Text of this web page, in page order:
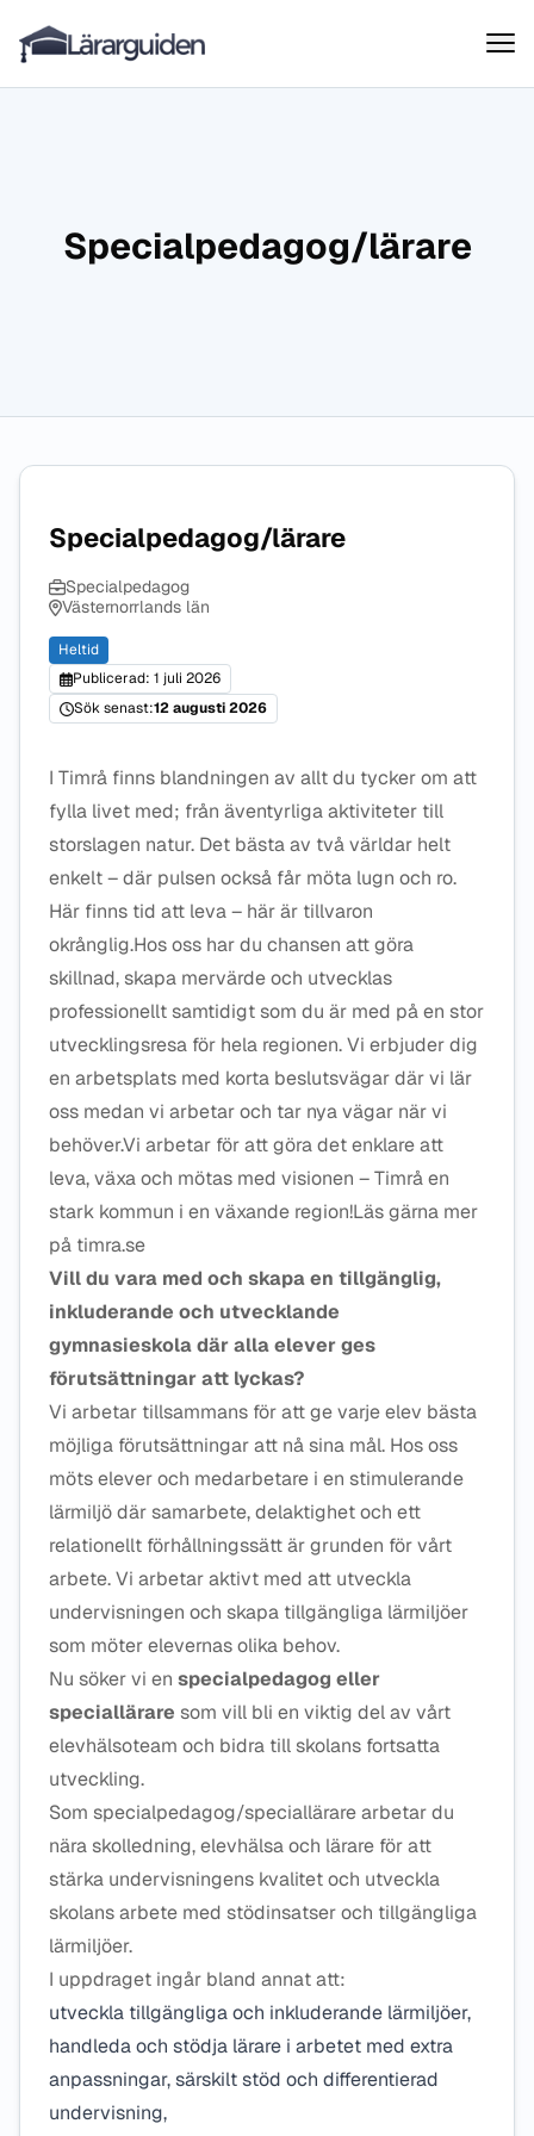
Hoppa till innehåll
Lärarguiden
Specialpedagog/lärare
Specialpedagog/lärare
Specialpedagog
Västernorrlands län
Heltid
Publicerad: 1 juli 2026
Sök senast:12 augusti 2026
I Timrå finns blandningen av allt du tycker om att
fylla livet med; från äventyrliga aktiviteter till
storslagen natur. Det bästa av två världar helt
enkelt – där pulsen också får möta lugn och ro.
Här finns tid att leva – här är tillvaron
okrånglig.Hos oss har du chansen att göra
skillnad, skapa mervärde och utvecklas
professionellt samtidigt som du är med på en stor
utvecklingsresa för hela regionen. Vi erbjuder dig
en arbetsplats med korta beslutsvägar där vi lär
oss medan vi arbetar och tar nya vägar när vi
behöver.Vi arbetar för att göra det enklare att
leva, växa och mötas med visionen – Timrå en
stark kommun i en växande region!Läs gärna mer
på timra.se
Vill du vara med och skapa en tillgänglig,
inkluderande och utvecklande
gymnasieskola där alla elever ges
förutsättningar att lyckas?
Vi arbetar tillsammans för att ge varje elev bästa
möjliga förutsättningar att nå sina mål. Hos oss
möts elever och medarbetare i en stimulerande
lärmiljö där samarbete, delaktighet och ett
relationellt förhållningssätt är grunden för vårt
arbete. Vi arbetar aktivt med att utveckla
undervisningen och skapa tillgängliga lärmiljöer
som möter elevernas olika behov.
Nu söker vi en specialpedagog eller
speciallärare som vill bli en viktig del av vårt
elevhälsoteam och bidra till skolans fortsatta
utveckling.
Som specialpedagog/speciallärare arbetar du
nära skolledning, elevhälsa och lärare för att
stärka undervisningens kvalitet och utveckla
skolans arbete med stödinsatser och tillgängliga
lärmiljöer.
I uppdraget ingår bland annat att:
utveckla tillgängliga och inkluderande lärmiljöer,
handleda och stödja lärare i arbetet med extra
anpassningar, särskilt stöd och differentierad
undervisning,